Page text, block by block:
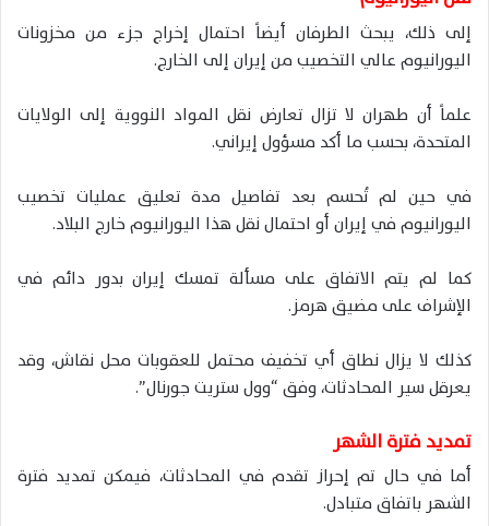
إلى ذلك، يبحث الطرفان أيضاً احتمال إخراج جزء من مخزونات
اليورانيوم عالي التخصيب من إيران إلى الخارج.
علماً أن طهران لا تزال تعارض نقل المواد النووية إلى الولايات
المتحدة، بحسب ما أكد مسؤول إيراني.
في حين لم تُحسم بعد تفاصيل مدة تعليق عمليات تخصيب
اليورانيوم في إيران أو احتمال نقل هذا اليورانيوم خارج البلاد.
كما لم يتم الاتفاق على مسألة تمسك إيران بدور دائم في
الإشراف على مضيق هرمز.
كذلك لا يزال نطاق أي تخفيف محتمل للعقوبات محل نقاش، وقد
يعرقل سير المحادثات، وفق “وول ستريت جورنال”.
تمديد فترة الشهر
أما في حال تم إحراز تقدم في المحادثات، فيمكن تمديد فترة
الشهر باتفاق متبادل.